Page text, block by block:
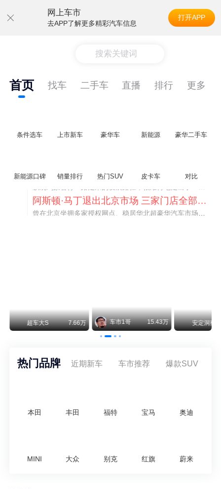
网上车市
去APP了解更多精彩汽车信息
打开APP
搜索关键词
首页 找车 二手车 直播 排行 更多
条件选车 上市新车 豪华车 新能源 豪华二手车
新能源口碑 销量排行 热门SUV 皮卡车 对比
车市1哥 15.43万 安定洞察 8.07万 智电出行
热门品牌 近期新车 车市推荐 爆款SUV
本田 丰田 福特 宝马 奥迪
MINI 大众 别克 红旗 蔚来